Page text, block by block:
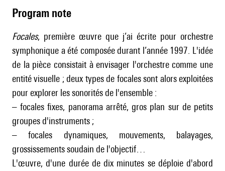
Program note
Focales, première œuvre que j’ai écrite pour orchestre
symphonique a été composée durant l’année 1997. L'idée
de la pièce consistait à envisager l'orchestre comme une
entité visuelle ; deux types de focales sont alors exploitées
pour explorer les sonorités de l'ensemble :
– focales fixes, panorama arrêté, gros plan sur de petits
groupes d'instruments ;
– focales dynamiques, mouvements, balayages,
grossissements soudain de l'objectif…
L'œuvre, d'une durée de dix minutes se déploie d'abord